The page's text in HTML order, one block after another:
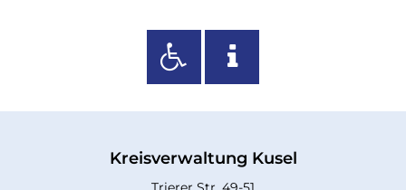
Kreisverwaltung Kusel